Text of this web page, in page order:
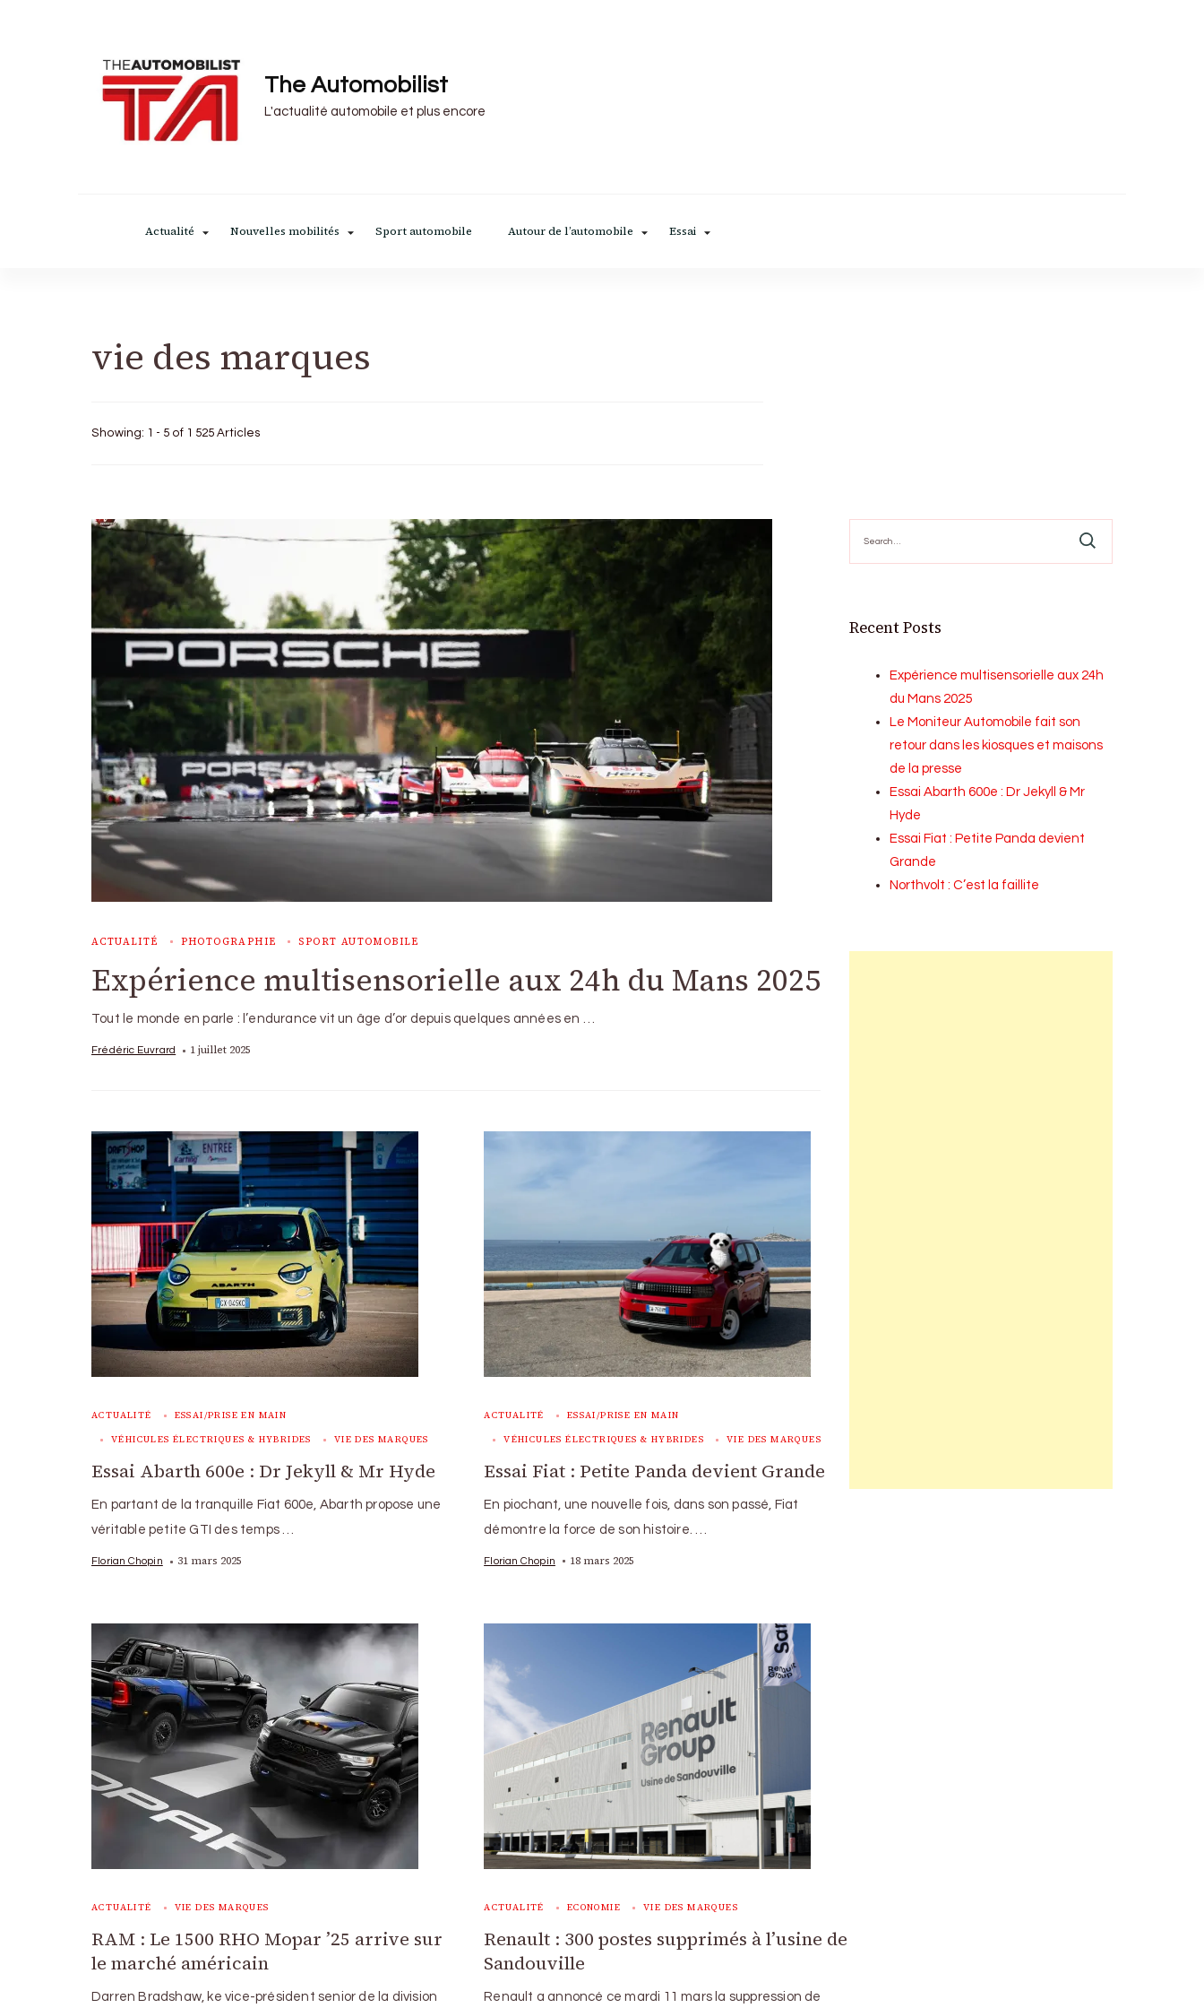
The Automobilist
L'actualité automobile et plus encore
Actualité Nouvelles mobilités Sport automobile Autour de l’automobile Essai
vie des marques
Showing: 1 - 5 of 1 525 Articles
ACTUALITÉ PHOTOGRAPHIE SPORT AUTOMOBILE
Expérience multisensorielle aux 24h du Mans 2025
Tout le monde en parle : l’endurance vit un âge d’or depuis quelques années en …
Frédéric Euvrard 1 juillet 2025
ACTUALITÉ ESSAI/PRISE EN MAIN
VÉHICULES ÉLECTRIQUES & HYBRIDES VIE DES MARQUES
Essai Abarth 600e : Dr Jekyll & Mr Hyde
En partant de la tranquille Fiat 600e, Abarth propose une
véritable petite GTI des temps …
Florian Chopin 31 mars 2025
ACTUALITÉ ESSAI/PRISE EN MAIN
VÉHICULES ÉLECTRIQUES & HYBRIDES VIE DES MARQUES
Essai Fiat : Petite Panda devient Grande
En piochant, une nouvelle fois, dans son passé, Fiat
démontre la force de son histoire. …
Florian Chopin 18 mars 2025
ACTUALITÉ VIE DES MARQUES
RAM : Le 1500 RHO Mopar ’25 arrive sur
le marché américain
Darren Bradshaw, ke vice-président senior de la division
ACTUALITÉ ECONOMIE VIE DES MARQUES
Renault : 300 postes supprimés à l’usine de
Sandouville
Renault a annoncé ce mardi 11 mars la suppression de
for:
Recent Posts
Expérience multisensorielle aux 24h
du Mans 2025
Le Moniteur Automobile fait son
retour dans les kiosques et maisons
de la presse
Essai Abarth 600e : Dr Jekyll & Mr
Hyde
Essai Fiat : Petite Panda devient
Grande
Northvolt : C’est la faillite